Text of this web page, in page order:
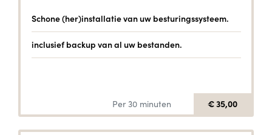
Schone (her)installatie van uw besturingssysteem.
inclusief backup van al uw bestanden.
Per 30 minuten € 35,00